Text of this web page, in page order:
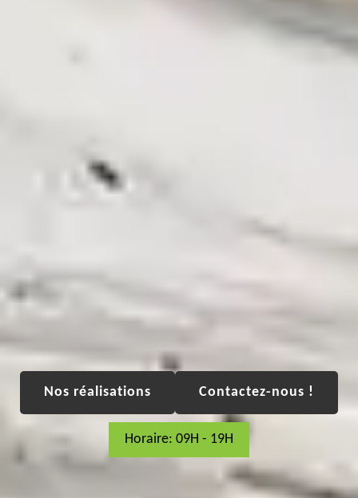
Nos réalisations Contactez-nous !
Horaire: 09H - 19H